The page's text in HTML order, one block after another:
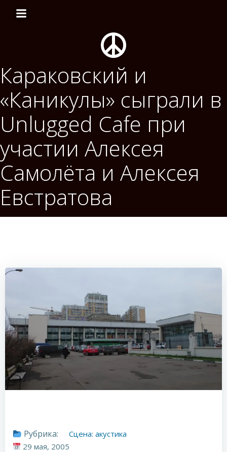
содержимому
Караковский и
«Каникулы» сыграли в
Unlugged Cafe при
участии Алексея
Самолёта и Алексея
Евстратова
Рубрика:
Сцена: акустика
29 мая, 2005